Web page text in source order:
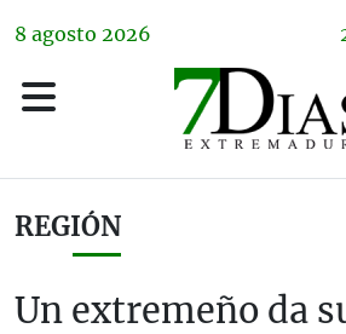
8 agosto 2026
REGIÓN
Un extremeño da